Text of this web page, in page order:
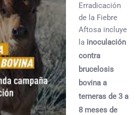
Erradicación
de la Fiebre
Aftosa incluye
la inoculación
contra
brucelosis
bovina a
terneras de 3 a
8 meses de